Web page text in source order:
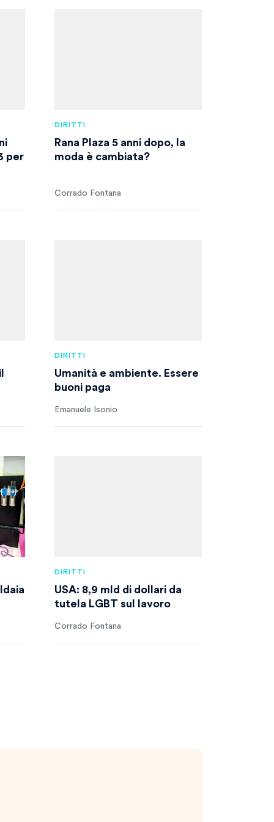
per
DIRITTI
Rana Plaza 5 anni dopo, la
moda è cambiata?
Corrado Fontana
DIRITTI
Umanità e ambiente. Essere
buoni paga
Emanuele Isonio
DIRITTI
USA: 8,9 mld di dollari da
tutela LGBT sul lavoro
Corrado Fontana